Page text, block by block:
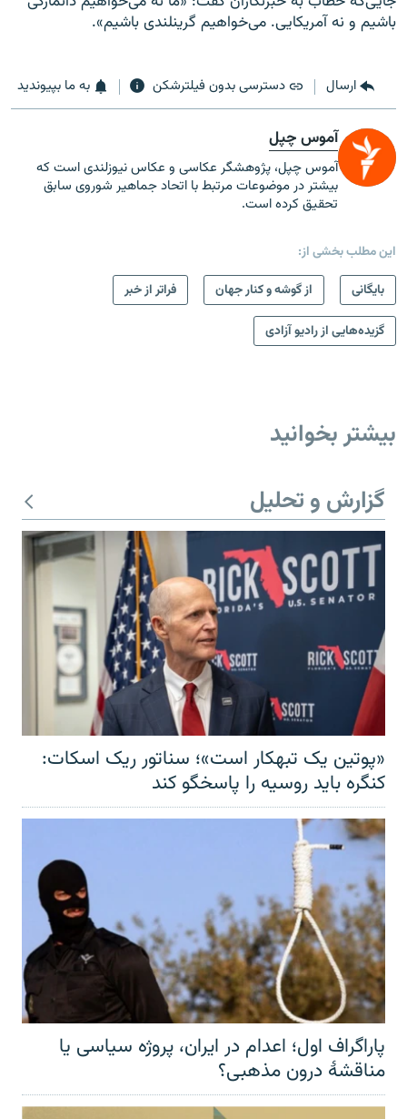
باشیم و نه آمریکایی. می‌خواهیم گرینلندی باشیم».
ارسال دسترسی بدون فیلترشکن به ما بپیوندید
آموس چپل
آموس چپل، پژوهشگر عکاسی و عکاس نیوزلندی است که
بیشتر در موضوعات مرتبط با اتحاد جماهیر شوروی سابق
تحقیق کرده است.
این مطلب بخشی از:
بایگانی
از گوشه و کنار جهان فراتر از خبر
گزیده‌هایی از رادیو آزادی
بیشتر بخوانید
گزارش و تحلیل
«پوتین یک تبهکار است»؛ سناتور ریک اسکات:
کنگره باید روسیه را پاسخگو کند
پاراگراف اول؛ اعدام در ایران، پروژه سیاسی یا
مناقشهٔ درون مذهبی؟